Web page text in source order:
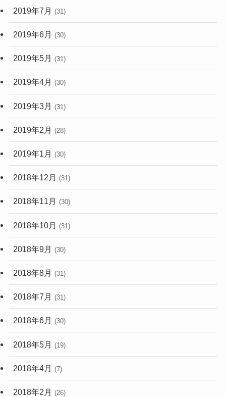
2019年7月 (31)
2019年6月 (30)
2019年5月 (31)
2019年4月 (30)
2019年3月 (31)
2019年2月 (28)
2019年1月 (30)
2018年12月 (31)
2018年11月 (30)
2018年10月 (31)
2018年9月 (30)
2018年8月 (31)
2018年7月 (31)
2018年6月 (30)
2018年5月 (19)
2018年4月 (7)
2018年2月 (26)